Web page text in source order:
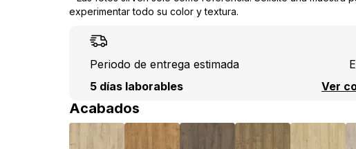
experimentar todo su color y textura.
Periodo de entrega estimada
5 días laborables
Ver
Acabados